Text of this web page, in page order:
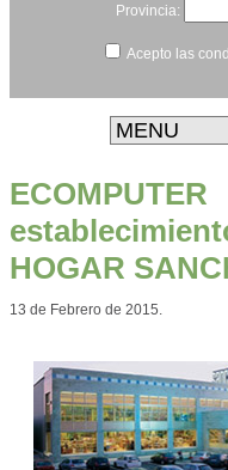
Provincia:
Acepto las
HOGAR
13 de Febrero de 2015.